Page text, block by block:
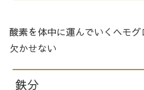
酸素を体中に運んでいくヘモ
欠かせない
鉄分